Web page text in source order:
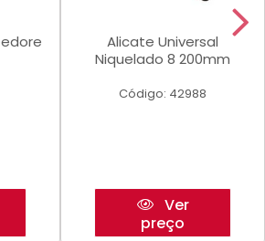
Alicate Universal
Niquelado 8 200mm
Código: 42988
Ver
preço